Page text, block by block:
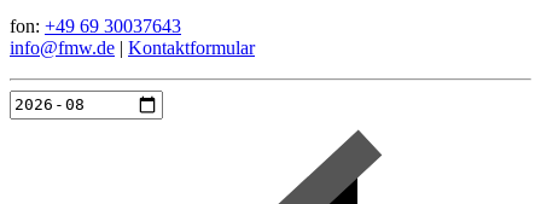
fon: +49 69 30037643
info@fmw.de | Kontaktformular